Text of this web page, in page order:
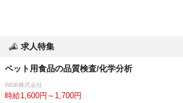
求人特集
ペット用食品の品質検査/化学分析
WDB株式会社
時給1,600円～1,700円